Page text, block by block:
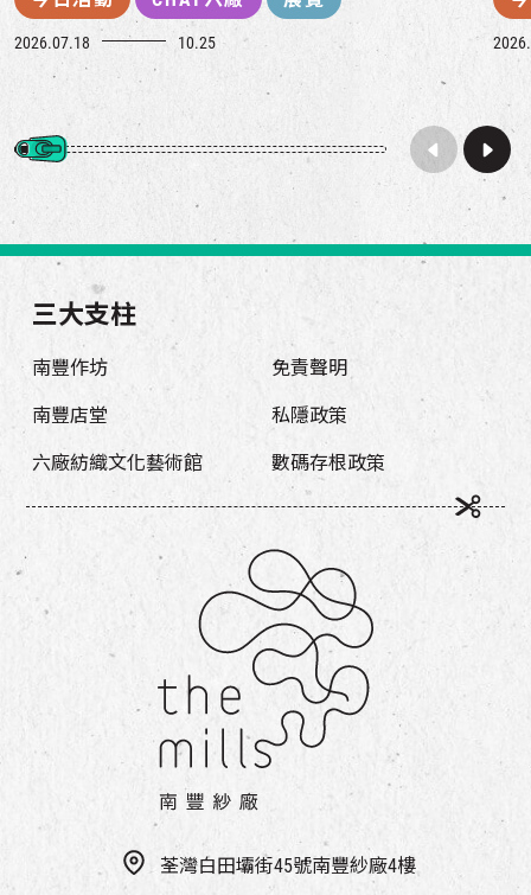
2026.07.18 10.25
荃灣白田壩街45號南豐紗廠4樓
三大支柱
南豐作坊
南豐店堂
六廠紡織文化藝術館
免責聲明
私隱政策
數碼存根政策